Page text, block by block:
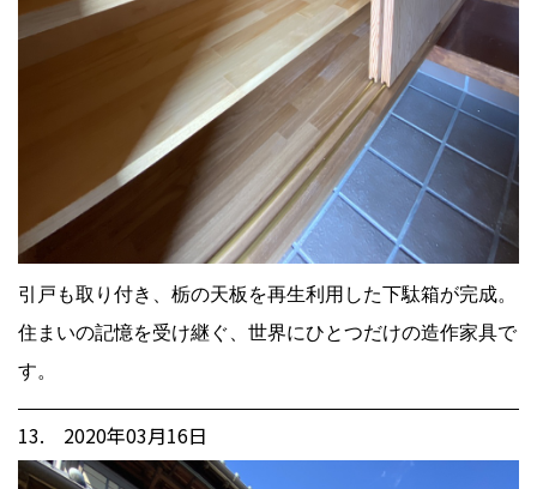
引戸も取り付き、栃の天板を再生利用した下駄箱が完成。
住まいの記憶を受け継ぐ、世界にひとつだけの造作家具で
す。
13. 2020年03月16日